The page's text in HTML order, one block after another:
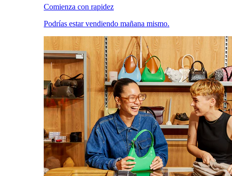
Comienza con rapidez
Podrías estar vendiendo mañana mismo.